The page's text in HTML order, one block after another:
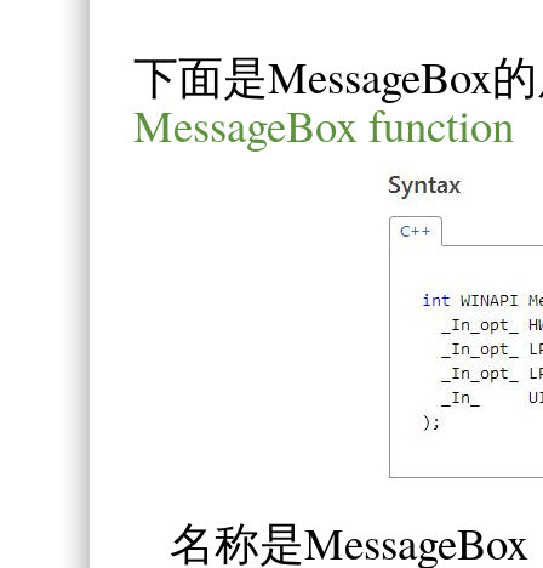
下面是MessageBox
MessageBox function
名称是